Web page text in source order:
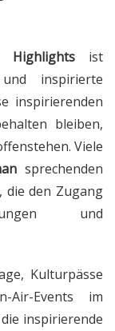
Highlights ist
inspirierte
inspirierenden
bleiben,
Viele
sprechenden
die den Zugang
und
Kulturpässe
Events im
inspirierende